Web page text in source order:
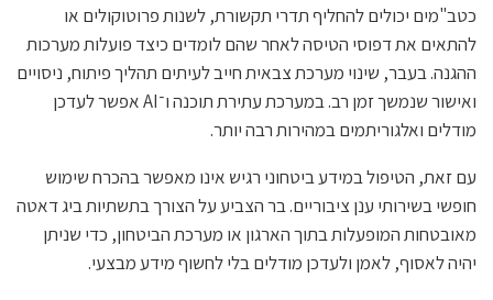
כטב"מים יכולים להחליף תדרי תקשורת, לשנות פרוטוקולים או
להתאים את דפוסי הטיסה לאחר שהם לומדים כיצד פועלות מערכות
ההגנה. בעבר, שינוי מערכת צבאית חייב לעיתים תהליך פיתוח, ניסויים
ואישור שנמשך זמן רב. במערכת עתירת תוכנה ו־AI אפשר לעדכן
מודלים ואלגוריתמים במהירות רבה יותר.
עם זאת, הטיפול במידע ביטחוני רגיש אינו מאפשר בהכרח שימוש
חופשי בשירותי ענן ציבוריים. בר הצביע על הצורך בתשתיות ביג דאטה
מאובטחות המופעלות בתוך הארגון או מערכת הביטחון, כדי שניתן
יהיה לאסוף, לאמן ולעדכן מודלים בלי לחשוף מידע מבצעי.